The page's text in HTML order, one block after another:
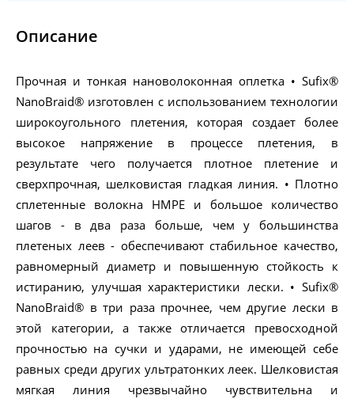
Описание
Прочная и тонкая нановолоконная оплетка • Sufix®
NanoBraid® изготовлен с использованием технологии
широкоугольного плетения, которая создает более
высокое напряжение в процессе плетения, в
результате чего получается плотное плетение и
сверхпрочная, шелковистая гладкая линия. • Плотно
сплетенные волокна HMPE и большое количество
шагов - в два раза больше, чем у большинства
плетеных леев - обеспечивают стабильное качество,
равномерный диаметр и повышенную стойкость к
истиранию, улучшая характеристики лески. • Sufix®
NanoBraid® в три раза прочнее, чем другие лески в
этой категории, а также отличается превосходной
прочностью на сучки и ударами, не имеющей себе
равных среди других ультратонких леек. Шелковистая
мягкая линия чрезвычайно чувствительна и